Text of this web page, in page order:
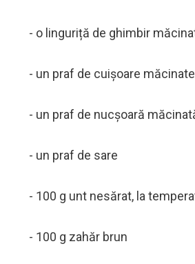
- o linguriță de ghimbir
- un praf de cuișoare măcinate
- un praf de nucșoară
- un praf de sare
- 100 g unt nesărat, la
- 100 g zahăr brun